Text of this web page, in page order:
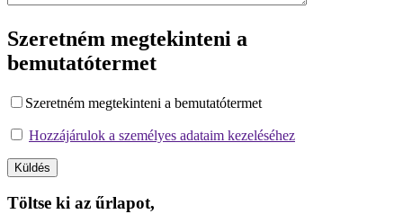
Szeretném megtekinteni a
bemutatótermet
Szeretném megtekinteni a bemutatótermet
Hozzájárulok a személyes adataim kezeléséhez
Töltse ki az űrlapot,